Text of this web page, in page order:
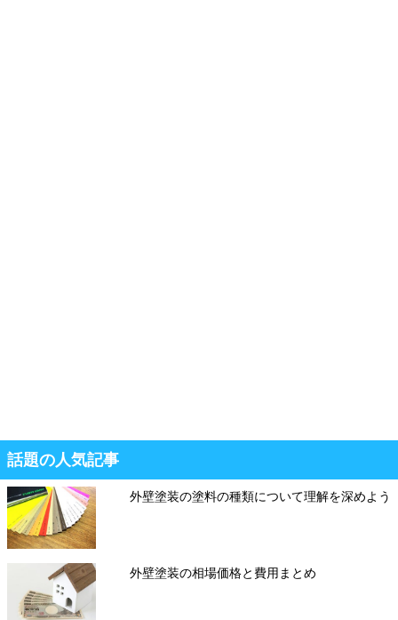
話題の人気記事
外壁塗装の塗料の種類について理解を深めよう
外壁塗装の相場価格と費用まとめ